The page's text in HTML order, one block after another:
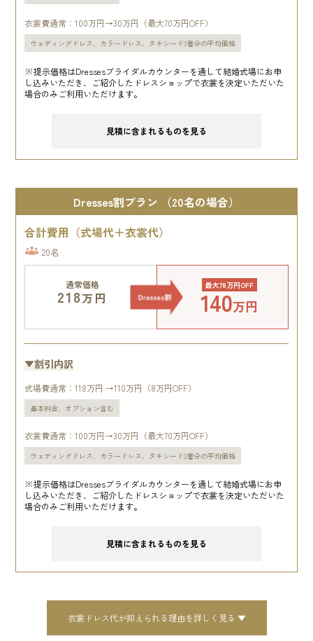
衣裳費通常：100万円→30万円（最大70万円OFF）
ウェディングドレス、カラードレス、タキシード3着分の平均価格
※提示価格はDressesブライダルカウンターを通して結婚式場にお申
し込みいただき、ご紹介したドレスショップで衣裳を決定いただいた
場合のみご利用いただけます。
見積に含まれるものを見る
Dresses割プラン （20名の場合）
合計費用（式場代＋衣裳代）
20名
通常価格
218万円
最大78万円OFF
140万円
▼割引内訳
式場費通常：118万円 →110万円（8万円OFF）
基本料金、オプション含む
衣裳費通常：100万円→30万円（最大70万円OFF）
ウェディングドレス、カラードレス、タキシード3着分の平均価格
※提示価格はDressesブライダルカウンターを通して結婚式場にお申
し込みいただき、ご紹介したドレスショップで衣裳を決定いただいた
場合のみご利用いただけます。
見積に含まれるものを見る
衣裳ドレス代が抑えられる理由を詳しく見る